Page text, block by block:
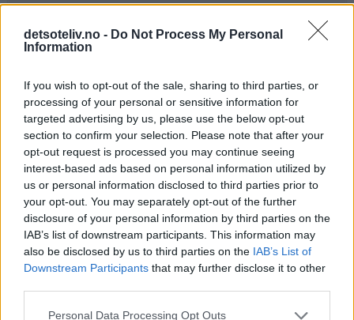
detsoteliv.no - Do Not Process My Personal
Information
If you wish to opt-out of the sale, sharing to third parties, or
processing of your personal or sensitive information for
targeted advertising by us, please use the below opt-out
section to confirm your selection. Please note that after your
opt-out request is processed you may continue seeing
interest-based ads based on personal information utilized by
us or personal information disclosed to third parties prior to
your opt-out. You may separately opt-out of the further
disclosure of your personal information by third parties on the
IAB’s list of downstream participants. This information may
also be disclosed by us to third parties on the IAB’s List of
Downstream Participants that may further disclose it to other
Personal Data Processing Opt Outs
1 liter melk
250 g melis
100 g gjær
0,5 ts kardemomme
1,5 kg hvetemel
Pynt:
melisdryss
Fremgangsmåte
Kok opp melk, smør og melis. Avkjøl blandingen til den